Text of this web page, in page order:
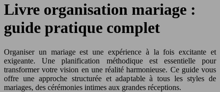
Livre organisation mariage :
guide pratique complet
Organiser un mariage est une expérience à la fois excitante et
exigeante. Une planification méthodique est essentielle pour
transformer votre vision en une réalité harmonieuse. Ce guide vous
offre une approche structurée et adaptable à tous les styles de
mariages, des cérémonies intimes aux grandes réceptions.